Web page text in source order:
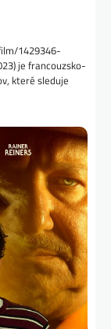
1429346-
je francouzsko-
které sleduje